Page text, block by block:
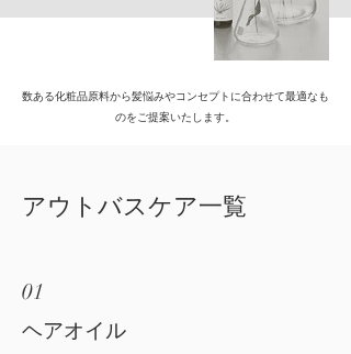
数ある化粧品原料から髪悩みやコンセプトに合わせて最適なも
のをご提案いたします。
アウトバスケア一覧
01
ヘアオイル